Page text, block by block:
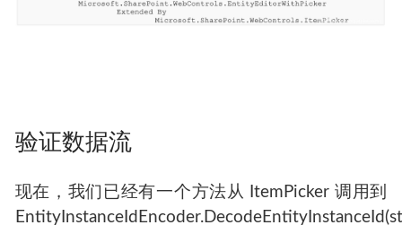
验证数据流
现在，我们已经有一个方法从 ItemPicker 调用到